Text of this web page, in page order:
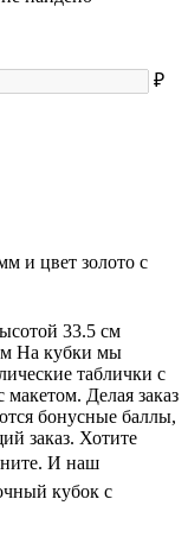
₽
и цвет золото с
33.5 см
На кубки мы
таблички с
Делая заказ
бонусные баллы,
заказ. Хотите
И наш
кубок с